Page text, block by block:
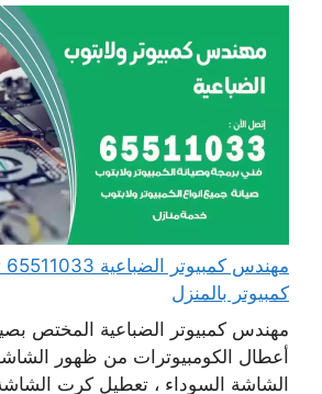
كمبيوتر بالمنزل
مهندس كمبيوتر الضباعية المختص
أعطال الكومبيوترات من ظهور
الشاشة السوداء ، تعطيل كرت